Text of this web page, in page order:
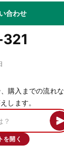
合わせ
購入までの流れな
します。
を開く